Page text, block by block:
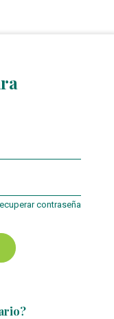
contraseña